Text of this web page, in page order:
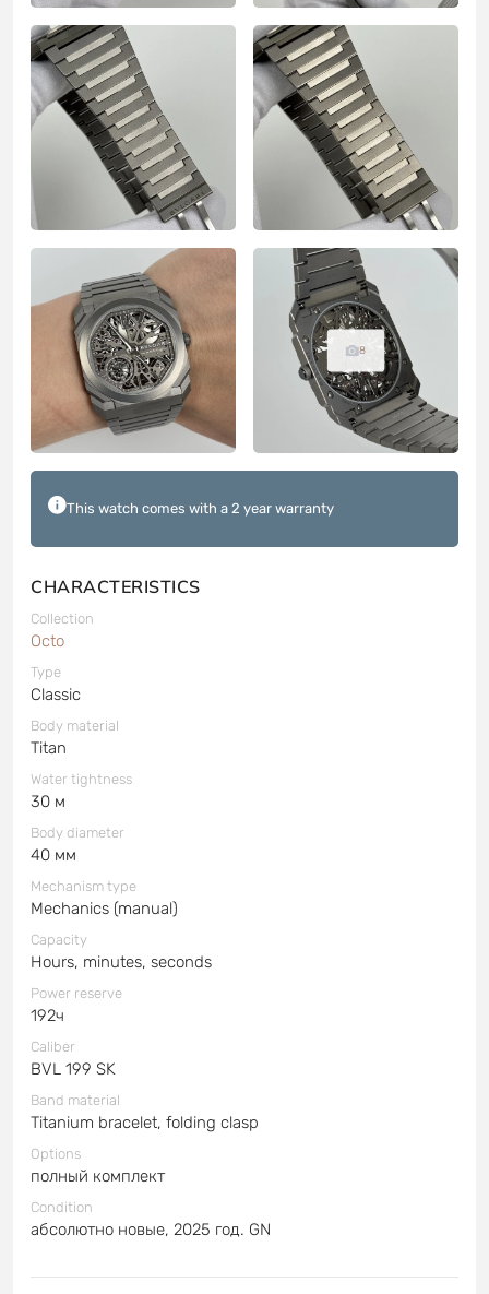
8
This watch comes with a 2 year warranty
CHARACTERISTICS
Collection
Octo
Type
Classic
Body material
Titan
Water tightness
30 м
Body diameter
40 мм
Mechanism type
Mechanics (manual)
Capacity
Hours, minutes, seconds
Power reserve
192ч
Caliber
BVL 199 SK
Band material
Titanium bracelet, folding clasp
Options
полный комплект
Condition
абсолютно новые, 2025 год. GN